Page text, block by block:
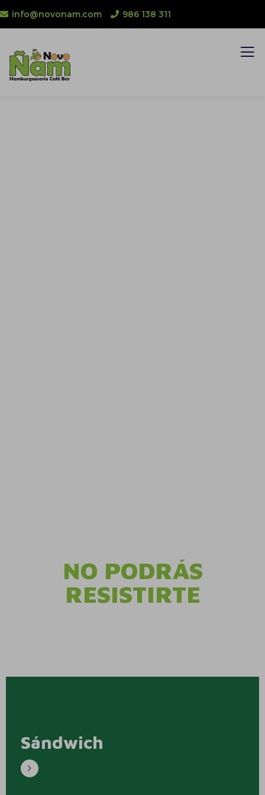
info@novonam.com 986 138 311
NO PODRÁS
RESISTIRTE
Sándwich